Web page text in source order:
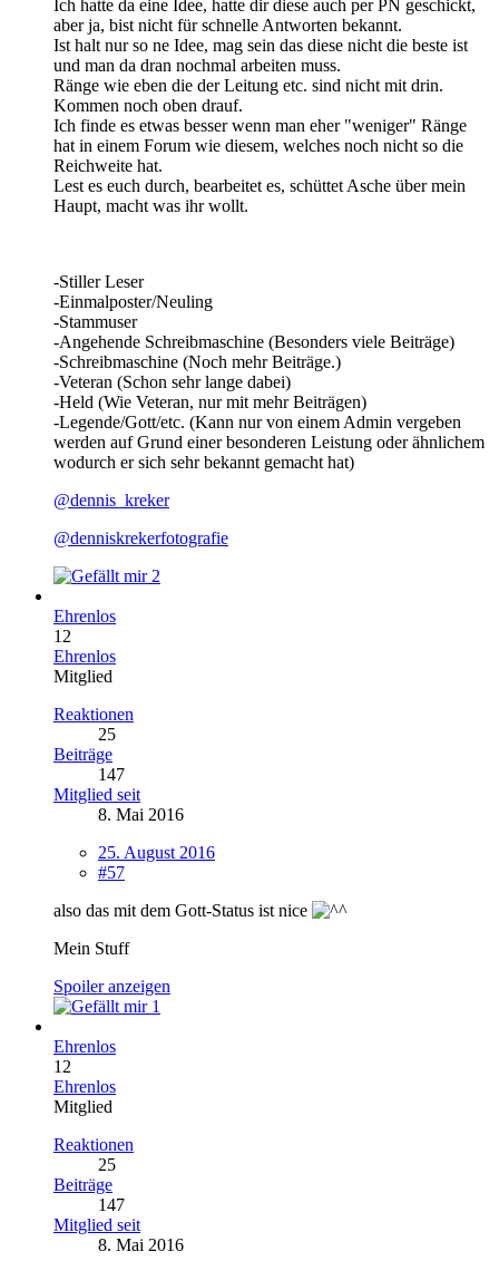
Ich hatte da eine Idee, hatte dir diese auch per PN geschickt,
aber ja, bist nicht für schnelle Antworten bekannt.
Ist halt nur so ne Idee, mag sein das diese nicht die beste ist
und man da dran nochmal arbeiten muss.
Ränge wie eben die der Leitung etc. sind nicht mit drin.
Kommen noch oben drauf.
Ich finde es etwas besser wenn man eher "weniger" Ränge
hat in einem Forum wie diesem, welches noch nicht so die
Reichweite hat.
Lest es euch durch, bearbeitet es, schüttet Asche über mein
Haupt, macht was ihr wollt.
-Stiller Leser
-Einmalposter/Neuling
-Stammuser
-Angehende Schreibmaschine (Besonders viele Beiträge)
-Schreibmaschine (Noch mehr Beiträge.)
-Veteran (Schon sehr lange dabei)
-Held (Wie Veteran, nur mit mehr Beiträgen)
-Legende/Gott/etc. (Kann nur von einem Admin vergeben
werden auf Grund einer besonderen Leistung oder ähnlichem
wodurch er sich sehr bekannt gemacht hat)
@dennis_kreker
@denniskrekerfotografie
2
Ehrenlos
12
Ehrenlos
Mitglied
Reaktionen
25
Beiträge
147
Mitglied seit
8. Mai 2016
25. August 2016
#57
also das mit dem Gott-Status ist nice
Mein Stuff
Spoiler anzeigen
1
Ehrenlos
12
Ehrenlos
Mitglied
Reaktionen
25
Beiträge
147
Mitglied seit
8. Mai 2016